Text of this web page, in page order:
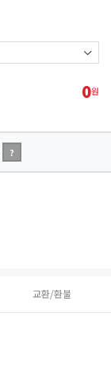
0원
?
교환/환불